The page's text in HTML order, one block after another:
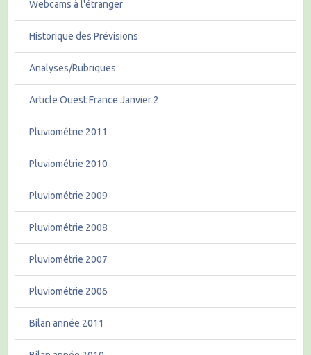
Webcams à l'étranger
Historique des Prévisions
Analyses/Rubriques
Article Ouest France Janvier 2
Pluviométrie 2011
Pluviométrie 2010
Pluviométrie 2009
Pluviométrie 2008
Pluviométrie 2007
Pluviométrie 2006
Bilan année 2011